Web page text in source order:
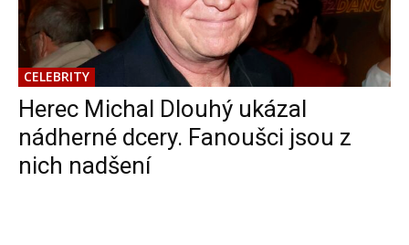
CELEBRITY
Herec Michal Dlouhý ukázal
nádherné dcery. Fanoušci jsou z
nich nadšení